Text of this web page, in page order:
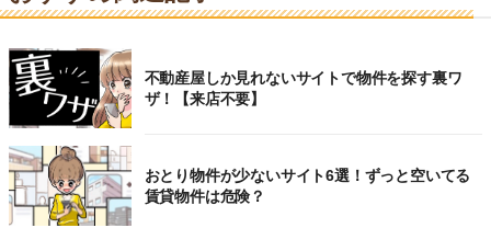
不動産屋しか見れないサイトで物件を探す裏ワ
ザ！【来店不要】
おとり物件が少ないサイト6選！ずっと空いてる
賃貸物件は危険？